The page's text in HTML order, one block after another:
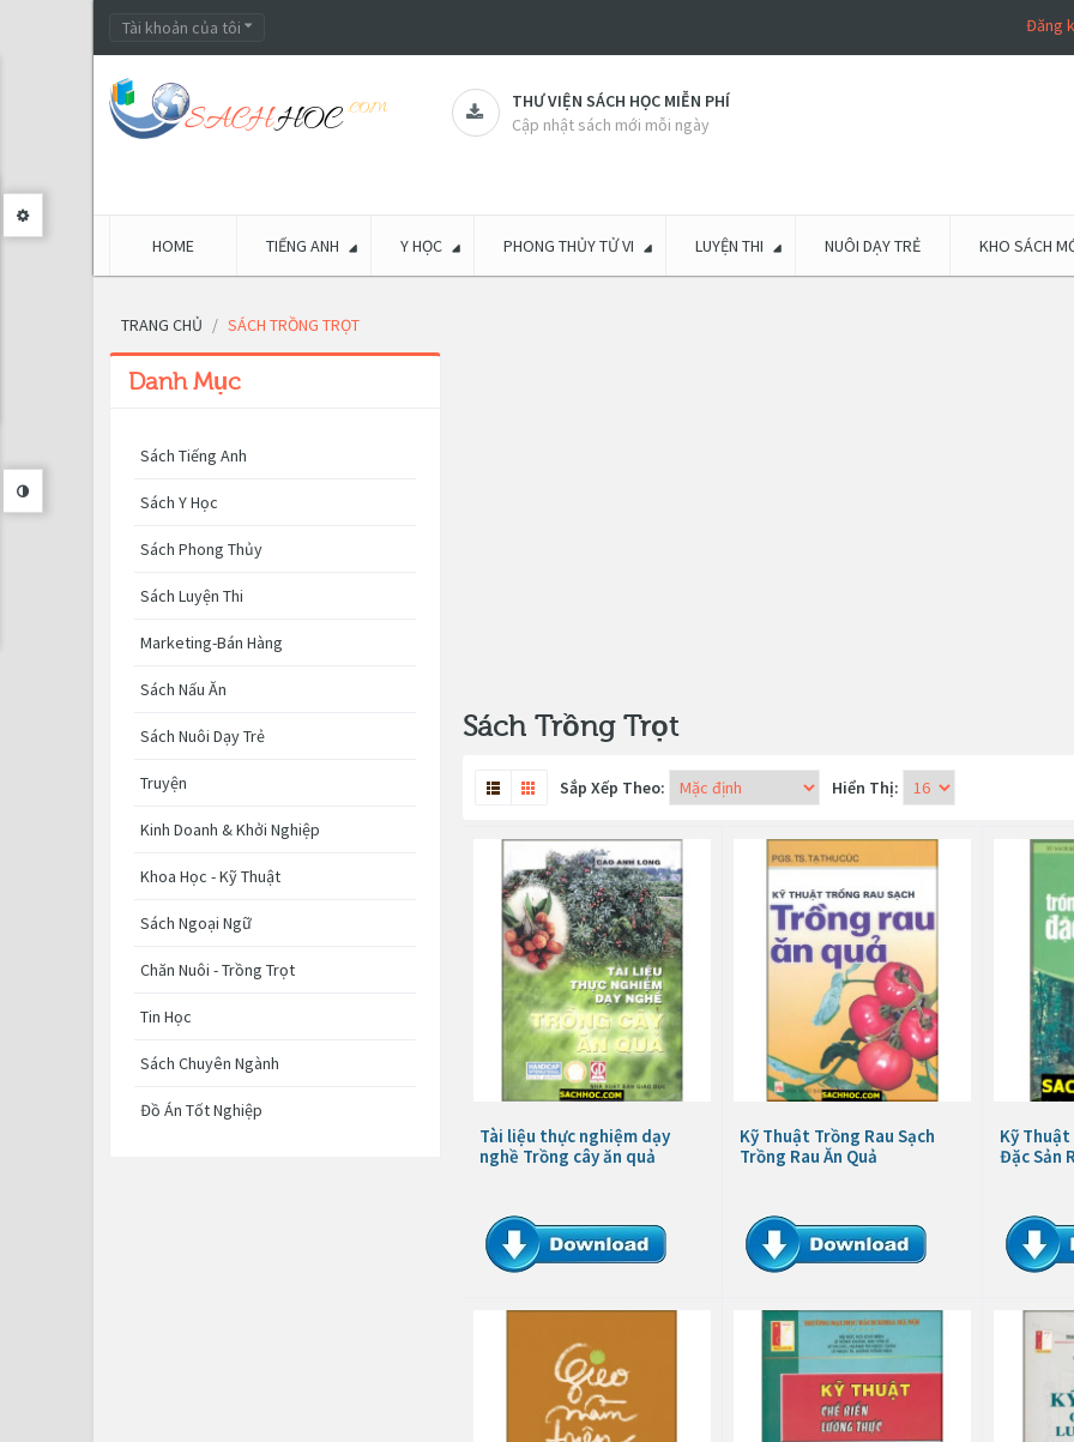
Tài khoản của tôi Đăng
THƯ VIỆN SÁCH HỌC MIỄN PHÍ
Cập nhật sách mới mỗi ngày
HOME TIẾNG ANH Y HỌC PHONG THỦY TỬ VI LUYỆN THI NUÔI DẠY TRẺ KHO SÁCH
TRANG CHỦ SÁCH TRỒNG TRỌT
Danh Mục
Sách Tiếng Anh
Sách Y Học
Sách Phong Thủy
Sách Luyện Thi
Marketing-Bán Hàng
Sách Nấu Ăn
Sách Nuôi Dạy Trẻ
Truyện
Kinh Doanh & Khởi Nghiệp
Khoa Học - Kỹ Thuật
Sách Ngoại Ngữ
Chăn Nuôi - Trồng Trọt
Tin Học
Sách Chuyên Ngành
Đồ Án Tốt Nghiệp
Sách Trồng Trọt
Sắp Xếp Theo: Hiển Thị:
Tài liệu thực nghiệm dạy
nghề Trồng cây ăn quả
Kỹ Thuật Trồng Rau Sạch
Trồng Rau Ăn Quả
Kỹ Thuật
Đặc Sản